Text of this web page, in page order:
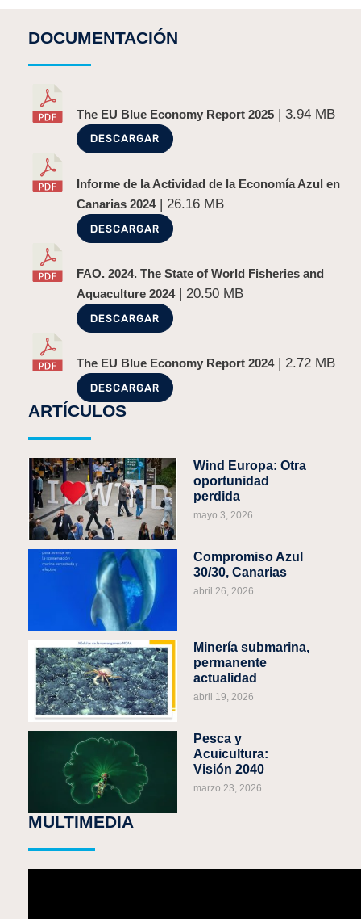
DOCUMENTACIÓN
The EU Blue Economy Report 2025 | 3.94 MB
DESCARGAR
Informe de la Actividad de la Economía Azul en
Canarias 2024| 26.16 MB
DESCARGAR
FAO. 2024. The State of World Fisheries and
Aquaculture 2024| 20.50 MB
DESCARGAR
The EU Blue Economy Report 2024| 2.72 MB
DESCARGAR
ARTÍCULOS
Wind Europa: Otra
oportunidad
perdida
mayo 3, 2026
Compromiso Azul
30/30, Canarias
abril 26, 2026
Minería submarina,
permanente
actualidad
abril 19, 2026
Pesca y
Acuicultura:
Visión 2040
marzo 23, 2026
MULTIMEDIA